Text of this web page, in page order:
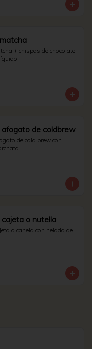
+ chispas de chocolate
afogato de coldbrew
de cold brew con
cajeta o nutella
o canela con helado de